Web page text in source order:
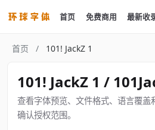
首页 免费商用 最新收
首页 / 101! JackZ 1
101! JackZ 1 /
查看字体预览、文件格式、语言覆盖
确认授权范围。